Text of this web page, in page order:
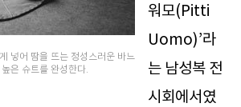
넣어 땀을 뜨는 정성스러운 바느
은 슈트를 완성한다.
워모(Pitti
Uomo)’라
는 남성복 전
시회에서였